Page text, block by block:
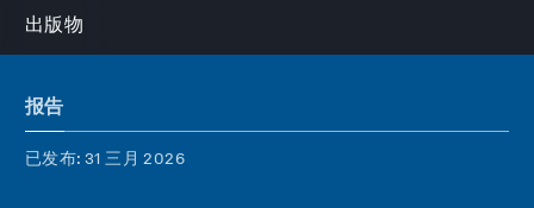
出版物
报告
已发布: 31 三月 2026